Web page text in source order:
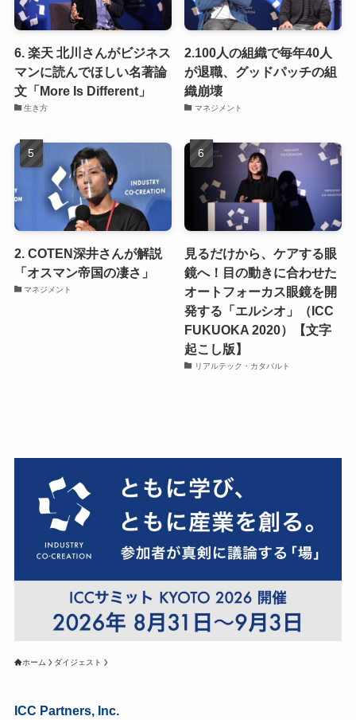
6. 楽天 北川さんがビジネス
マンに読んでほしい名著論
文「More Is Different」
生き方
2.100人の組織で毎年40人
が退職、グッドパッチの組
織崩壊
マネジメント
2. COTEN深井さんが解説
「オスマン帝国の凄さ」
マネジメント
見るだけから、ケアする眼
鏡へ！目の動きに合わせた
オートフォーカス眼鏡を開
発する「エルシオ」（ICC
FUKUOKA 2020）【文字
起こし版】
リアルテック・カタパルト
ホーム ダイジェスト
ICC Partners, Inc.